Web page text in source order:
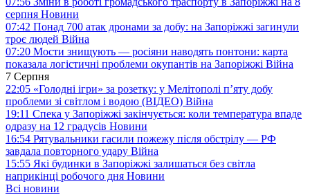
серпня Новини
07:42 Понад 700 атак дронами за добу: на Запоріжжі загинули
троє людей Війна
07:20 Мости знищують — росіяни наводять понтони: карта
показала логістичні проблеми окупантів на Запоріжжі Війна
7 Серпня
22:05 «Голодні ігри» за розетку: у Мелітополі п’яту добу
проблеми зі світлом і водою (ВІДЕО) Війна
19:11 Спека у Запоріжжі закінчується: коли температура впаде
одразу на 12 градусів Новини
16:54 Рятувальники гасили пожежу після обстрілу — РФ
завдала повторного удару Війна
15:55 Які будинки в Запоріжжі залишаться без світла
наприкінці робочого дня Новини
Всі новини